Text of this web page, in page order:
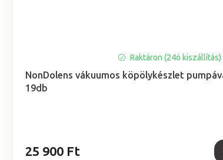
NonDolens vákuumos köpölykészlet
19db
átlagos
értékelése
Raktáron (24ó kiszállítás)
25 900 Ft